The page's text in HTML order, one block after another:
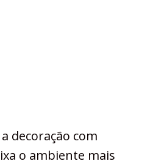
decoração com
o ambiente mais